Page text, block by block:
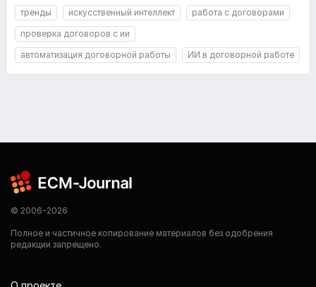
тренды
искусственный интеллект
работа с договорами
проверка договоров с ии
автоматизация договорной работы
ИИ в договорной работе
© 2006-2026
Полное и частичное копирование материалов без одобрения
редакции запрещено.